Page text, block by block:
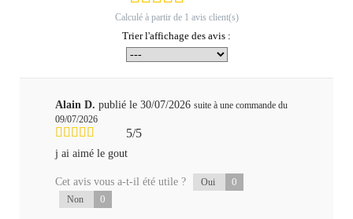
Calculé à partir de 1 avis client(s)
Trier l'affichage des avis :
Alain D. publié le 30/07/2026 suite à une commande du
09/07/2026
5/5
j ai aimé le gout
Cet avis vous a-t-il été utile ? Oui 0
Non 0